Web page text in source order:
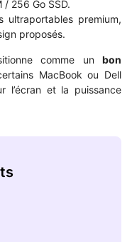
/ 256 Go SSD.
ultraportables premium,
proposés.
comme un bon
MacBook ou Dell
l’écran et la puissance